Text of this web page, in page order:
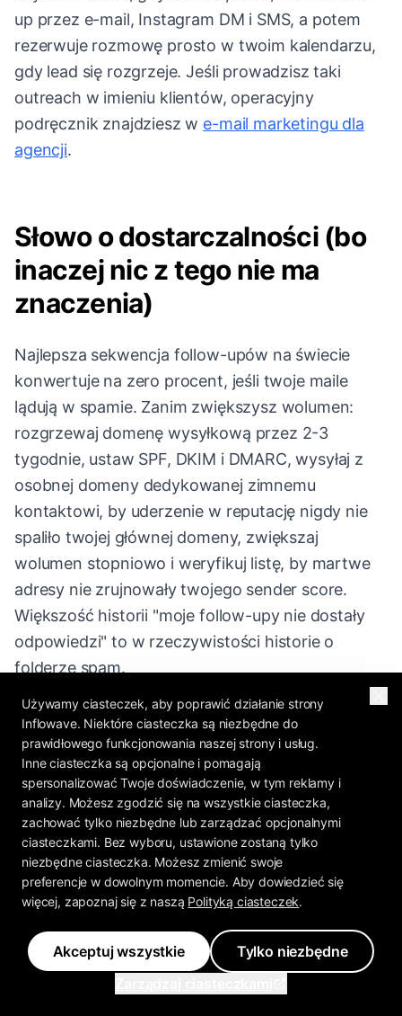
up przez e-mail, Instagram DM i SMS, a potem
rezerwuje rozmowę prosto w twoim kalendarzu,
gdy lead się rozgrzeje. Jeśli prowadzisz taki
outreach w imieniu klientów, operacyjny
podręcznik znajdziesz w e-mail marketingu dla
agencji.
Słowo o dostarczalności (bo
inaczej nic z tego nie ma
znaczenia)
Najlepsza sekwencja follow-upów na świecie
konwertuje na zero procent, jeśli twoje maile
lądują w spamie. Zanim zwiększysz wolumen:
rozgrzewaj domenę wysyłkową przez 2-3
tygodnie, ustaw SPF, DKIM i DMARC, wysyłaj z
osobnej domeny dedykowanej zimnemu
kontaktowi, by uderzenie w reputację nigdy nie
spaliło twojej głównej domeny, zwiększaj
wolumen stopniowo i weryfikuj listę, by martwe
adresy nie zrujnowały twojego sender score.
Większość historii "moje follow-upy nie dostały
odpowiedzi" to w rzeczywistości historie o
folderze spam.
FAQ
Co powinieneś powiedzieć w follow-
upie cold maila?
Powiedz coś nowego. Każdy follow-up powinien
kawałek prawdziwej wartości lub zmniejszyć
prośbę do prostego pytania tak/nie. Jedyna
rzecz, której nigdy nie należy mówić, to wersja
Używamy ciasteczek, aby poprawić działanie strony
Inflowave. Niektóre ciasteczka są niezbędne do
prawidłowego funkcjonowania naszej strony i usług.
Inne ciasteczka są opcjonalne i pomagają
spersonalizować Twoje doświadczenie, w tym reklamy i
analizy. Możesz zgodzić się na wszystkie ciasteczka,
zachować tylko niezbędne lub zarządzać opcjonalnymi
ciasteczkami. Bez wyboru, ustawione zostaną tylko
niezbędne ciasteczka. Możesz zmienić swoje
preferencje w dowolnym momencie. Aby dowiedzieć się
więcej, zapoznaj się z naszą Polityką ciasteczek.
Akceptuj wszystkie
Tylko niezbędne